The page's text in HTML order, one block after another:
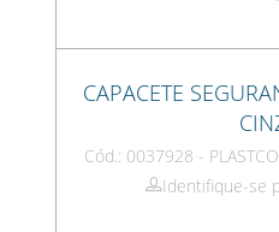
CAPACETE
Cód.: 0037928 -
Identifique-se